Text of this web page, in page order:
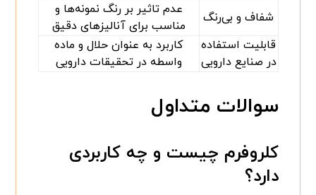
شفاف و بی‌رنگ
عدم تاثیر بر رنگ نمونه‌ها و
مناسب برای آنالیزهای دقیق
قابلیت استفاده
در صنایع دارویی
کاربرد به عنوان حلال و ماده
واسطه در تحقیقات دارویی
سوالات متداول
کلروفرم چیست و چه کاربردی
دارد؟